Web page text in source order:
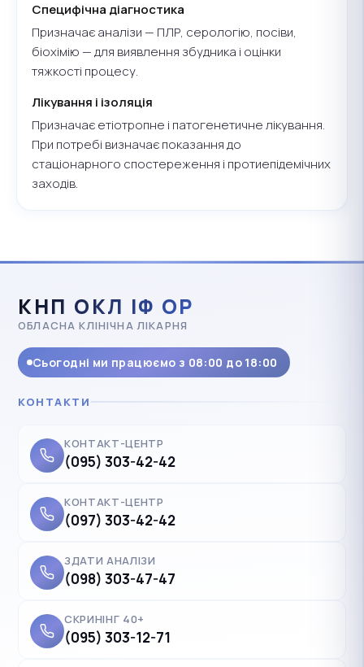
Специфічна діагностика
Призначає аналізи — ПЛР, серологію, посіви,
біохімію — для виявлення збудника і оцінки
тяжкості процесу.
Лікування і ізоляція
Призначає етіотропне і патогенетичне лікування.
При потребі визначає показання до
стаціонарного спостереження і протиепідемічних
заходів.
КНП ОКЛ ІФ ОР
ОБЛАСНА КЛІНІЧНА ЛІКАРНЯ
Сьогодні ми працюємо з 08:00 до 18:00
КОНТАКТИ
КОНТАКТ-ЦЕНТР
(095) 303-42-42
КОНТАКТ-ЦЕНТР
(097) 303-42-42
ЗДАТИ АНАЛІЗИ
(098) 303-47-47
СКРИНІНГ 40+
(095) 303-12-71